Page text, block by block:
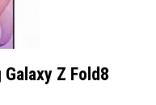
Z Fold8